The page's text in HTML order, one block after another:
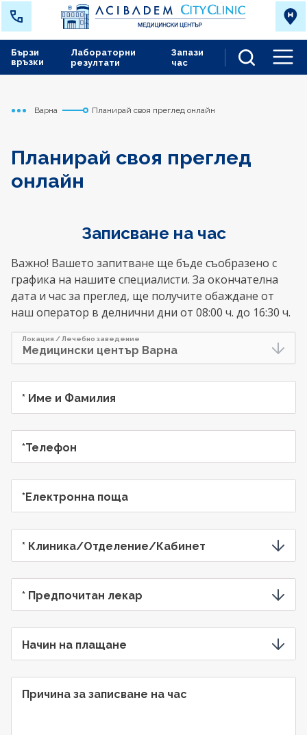
Лабораторни
резултати
Запази
час
Бързи
връзки
Начало
Варна Планирай своя преглед онлайн
Планирай своя преглед
онлайн
Записване на час
Важно! Вашето запитване ще бъде съобразено с
графика на нашите специалисти. За окончателна
дата и час за преглед, ще получите обаждане от
наш оператор в делнични дни от 08:00 ч. до 16:30 ч.
Локация / Лечебно заведение
* Име и Фамилия
*Телефон
*Електронна поща
* Клиника/Отделение/Кабинет
* Предпочитан лекар
Начин на плащане
Причина за записване на час